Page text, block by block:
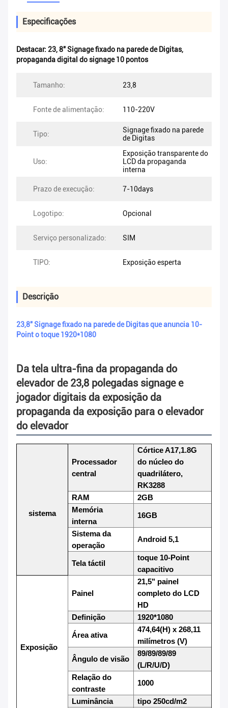
Especificações
Destacar: 23,8" Signage fixado na parede de Digitas,
propaganda digital do signage 10 pontos
Tamanho: 23,8
Fonte de alimentação: 110-220V
Tipo:
Signage fixado na parede
de Digitas
Uso:
Exposição transparente do
LCD da propaganda
interna
Prazo de execução: 7-10days
Logotipo: Opcional
Serviço personalizado: SIM
TIPO: Exposição esperta
Descrição
23,8" Signage fixado na parede de Digitas que anuncia 10-
Point o toque 1920*1080
Da tela ultra-fina da propaganda do
elevador de 23,8 polegadas signage e
jogador digitais da exposição da
propaganda da exposição para o elevador
do elevador
sistema
Processador
central
Córtice A17,1.8G
do núcleo do
quadrilátero,
RK3288
RAM
2GB
Memória
interna
16GB
Sistema da
operação
Android 5,1
Tela táctil
toque 10-Point
capacitivo
Exposição
Painel
21,5" painel
completo do LCD
HD
Definição
1920*1080
Área ativa
474,64(H) x 268,11
milímetros (V)
Ângulo de visão
89/89/89/89
(L/R/U/D)
Relação do
contraste
1000
Luminância tipo 250cd/m2